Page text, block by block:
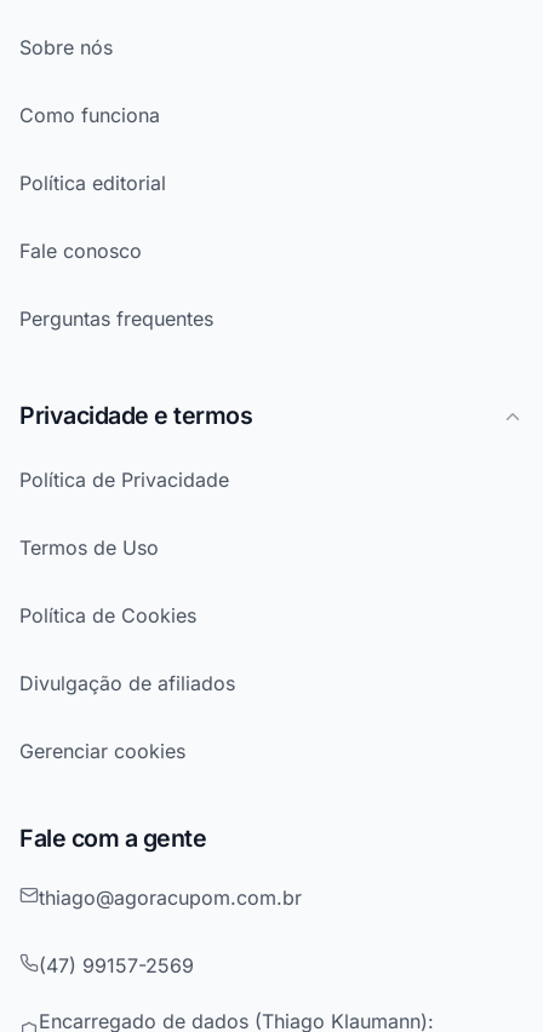
Sobre nós
Como funciona
Política editorial
Fale conosco
Perguntas frequentes
Privacidade e termos
Política de Privacidade
Termos de Uso
Política de Cookies
Divulgação de afiliados
Gerenciar cookies
Fale com a gente
thiago@agoracupom.com.br
(47) 99157-2569
Encarregado de dados (Thiago Klaumann):